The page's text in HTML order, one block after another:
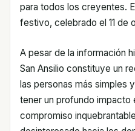
para todos los creyentes.
festivo, celebrado el 11 de
A pesar de la información
San Ansilio constituye un
las personas más simples
tener un profundo impacto
compromiso